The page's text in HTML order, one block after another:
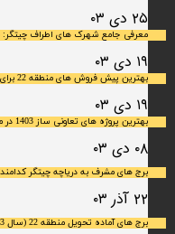
۲۵ دی ۰۳
معرفی جامع شهرک‌ های اطراف
۱۹ دی ۰۳
بهترین پیش فروش های منطقه 22 برای سال 1403
۱۹ دی ۰۳
بهترین پروژه های تعاونی ساز 1403 در منطقه 22 کدامند؟
۰۸ دی ۰۳
برج های مشرف به دریاچه چیتگر
۲۲ آذر ۰۳
برج های آماده تحویل منطقه 22 (سال 1403)